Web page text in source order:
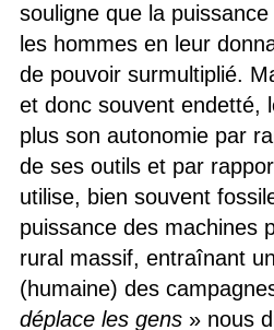
souligne que la
les hommes en leur
de pouvoir surmultiplié.
et donc souvent endetté,
plus son autonomie par
de ses outils et par
utilise, bien souvent
puissance des machines
rural massif, entraînant
(humaine) des
déplace les gens» nous